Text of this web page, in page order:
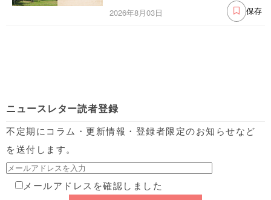
2026年8月03日 保存
ニュースレター読者登録
不定期にコラム・更新情報・登録者限定のお知らせなど
を送付します。
メールアドレスを確認しました